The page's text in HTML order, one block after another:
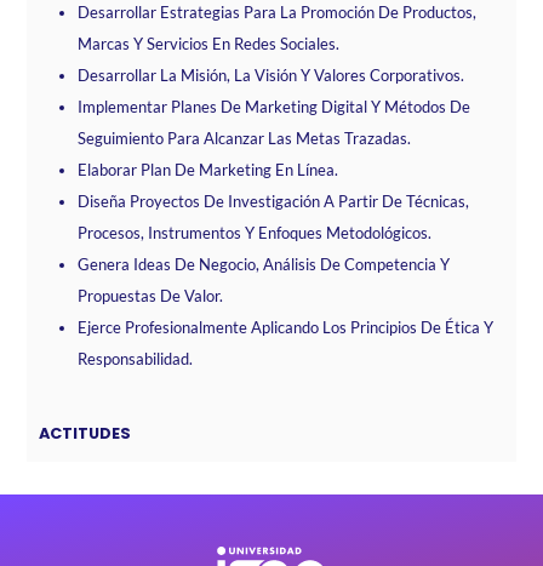
Desarrollar Estrategias Para La Promoción De Productos,
Marcas Y Servicios En Redes Sociales.
Desarrollar La Misión, La Visión Y Valores Corporativos.
Implementar Planes De Marketing Digital Y Métodos De
Seguimiento Para Alcanzar Las Metas Trazadas.
Elaborar Plan De Marketing En Línea.
Diseña Proyectos De Investigación A Partir De Técnicas,
Procesos, Instrumentos Y Enfoques Metodológicos.
Genera Ideas De Negocio, Análisis De Competencia Y
Propuestas De Valor.
Ejerce Profesionalmente Aplicando Los Principios De Ética Y
Responsabilidad.
ACTITUDES